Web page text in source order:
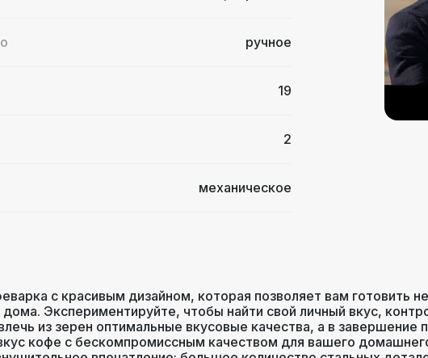
ручное
19
2
механическое
с красивым дизайном, которая позволяет вам готовить
Экспериментируйте, чтобы найти свой личный вкус,
из зерен оптимальные вкусовые качества, а в
кофе с бескомпромиссным качеством для вашего